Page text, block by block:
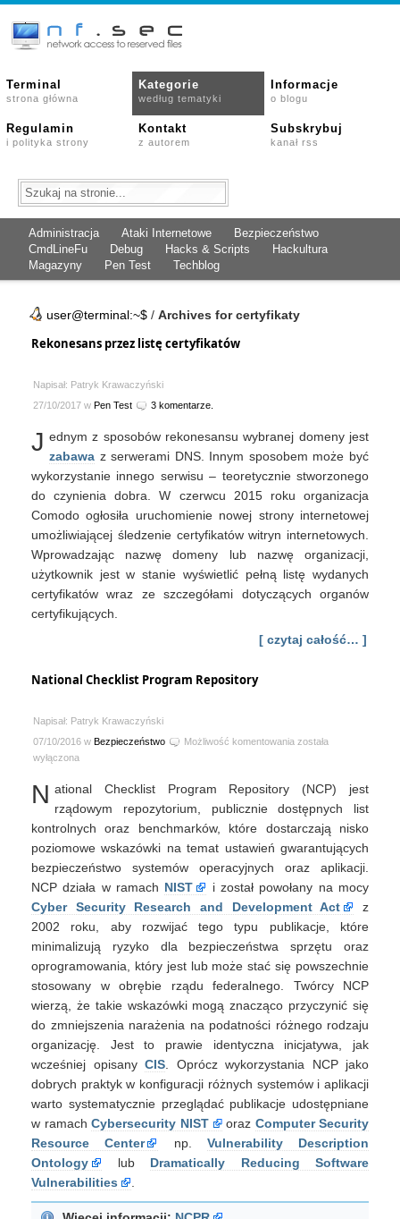
Terminal
strona główna
Kategorie
według tematyki
Informacje
o blogu
Regulamin
i polityka strony
Kontakt
z autorem
Subskrybuj
kanał rss
Administracja Ataki Internetowe
Bezpieczeństwo
CmdLineFu
Debug Hacks & Scripts
Hackultura
Magazyny
Pen Test Techblog
user@terminal:~$ / Archives for certyfikaty
Rekonesans przez listę certyfikatów
Napisał: Patryk Krawaczyński
27/10/2017 w Pen Test 3 komentarze.
J ednym z sposobów rekonesansu wybranej domeny jest
zabawa z serwerami DNS. Innym sposobem może być
wykorzystanie innego serwisu – teoretycznie stworzonego
do czynienia dobra. W czerwcu 2015 roku organizacja
Comodo ogłosiła uruchomienie nowej strony internetowej
umożliwiającej śledzenie certyfikatów witryn internetowych.
Wprowadzając nazwę domeny lub nazwę organizacji,
użytkownik jest w stanie wyświetlić pełną listę wydanych
certyfikatów wraz ze szczegółami dotyczących organów
certyfikujących.
[ czytaj całość… ]
National Checklist Program Repository
Napisał: Patryk Krawaczyński
07/10/2016 w Bezpieczeństwo Możliwość komentowania National
Repository
została
wyłączona
N ational Checklist Program Repository (NCP) jest
rządowym repozytorium, publicznie dostępnych list
kontrolnych oraz benchmarków, które dostarczają nisko
poziomowe wskazówki na temat ustawień gwarantujących
bezpieczeństwo systemów operacyjnych oraz aplikacji.
NCP działa w ramach NIST
i został powołany na mocy
Cyber Security Research and Development Act
z
2002 roku, aby rozwijać tego typu publikacje, które
minimalizują ryzyko dla bezpieczeństwa sprzętu oraz
oprogramowania, który jest lub może stać się powszechnie
stosowany w obrębie rządu federalnego. Twórcy NCP
wierzą, że takie wskazówki mogą znacząco przyczynić się
do zmniejszenia narażenia na podatności różnego rodzaju
organizację. Jest to prawie identyczna inicjatywa, jak
wcześniej opisany CIS . Oprócz wykorzystania NCP jako
dobrych praktyk w konfiguracji różnych systemów i aplikacji
warto systematycznie przeglądać publikacje udostępniane
w ramach Cybersecurity NIST oraz Computer Security
Resource Center
np. Vulnerability Description
Ontology
lub Dramatically Reducing Software
Vulnerabilities